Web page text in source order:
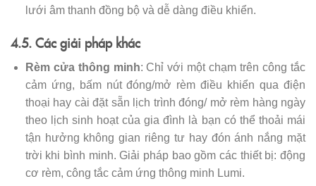
lưới âm thanh đồng bộ và dễ dàng điều khiển.
4.5. Các giải pháp khác
Rèm cửa thông minh: Chỉ với một chạm trên công tắc
cảm ứng, bấm nút đóng/mở rèm điều khiển qua điện
thoại hay cài đặt sẵn lịch trình đóng/ mở rèm hàng ngày
theo lịch sinh hoạt của gia đình là bạn có thể thoải mái
tận hưởng không gian riêng tư hay đón ánh nắng mặt
trời khi bình minh. Giải pháp bao gồm các thiết bị: động
cơ rèm, công tắc cảm ứng thông minh Lumi.